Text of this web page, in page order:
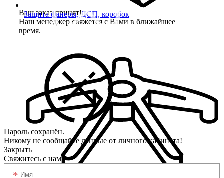
Защита фанеры, ДСП, коробок
Ваш заказ принят!
Наш менеджер свяжется с Вами в ближайшее
время.
Пароль сохранён.
Никому не сообщайте данные от личного кабинета!
Закрыть
Свяжитесь с нами